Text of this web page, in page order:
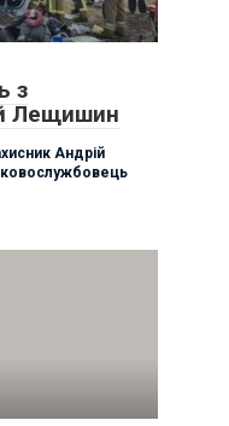
з
Лещишин
Андрій